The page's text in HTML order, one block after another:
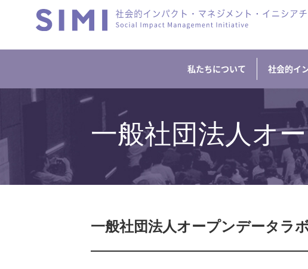
私たちについて 社会的イ
一般社団法人オ
一般社団法人オープンデータラ